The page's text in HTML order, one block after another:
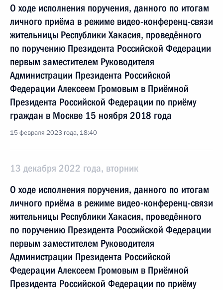
О ходе исполнения поручения, данного по итогам
личного приёма в режиме видео-конференц-связи
жительницы Республики Хакасия, проведённого
по поручению Президента Российской Федерации
первым заместителем Руководителя
Администрации Президента Российской
Федерации Алексеем Громовым в Приёмной
Президента Российской Федерации по приёму
граждан в Москве 15 ноября 2018 года
15 февраля 2023 года, 18:40
13 декабря 2022 года, вторник
О ходе исполнения поручения, данного по итогам
личного приёма в режиме видео-конференц-связи
жительницы Республики Хакасия, проведённого
по поручению Президента Российской Федерации
первым заместителем Руководителя
Администрации Президента Российской
Федерации Алексеем Громовым в Приёмной
Президента Российской Федерации по приёму